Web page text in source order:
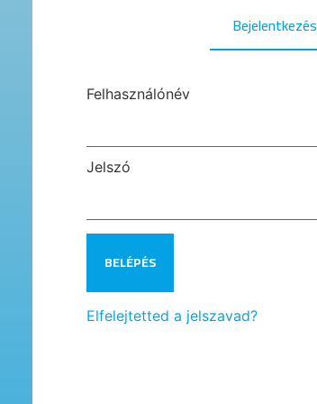
Bejelentkezés
Felhasználónév
Jelszó
Elfelejtetted a jelszavad?